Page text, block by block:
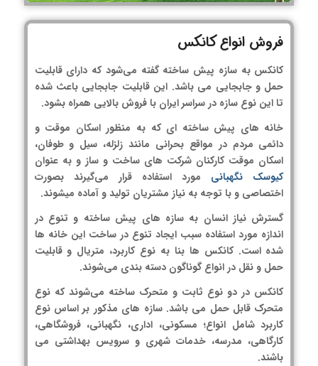
فروش انواع کانکس
کانکس به سازه پیش ساخته گفته می‌شود که دارای قابلیت
حمل و جابجایی می باشد. این قابلیت جابجایی باعث شده
تا این نوع سازه در سراسر ایران با فروش بالایی همراه بشود.
خانه های پیش ساخته ای که به منظور اسکان موقت و
دائمی مردم در مواقع بحرانی مانند زلزله، سیل و طوفان،
اسکان موقت کارکنان شرکت های ساخت و ساز و به عنوان
کیوسک نگهبانی مورد استفاده قرار می‌گیرند بصورت
اختصاصی و با توجه به نیاز مشتریان تولید و آماده میشوند.
گسترش نیاز انسان به سازه های پیش ساخته و تنوع در
اندازه مورد استفاده سبب ایجاد تنوع در ساخت این خانه ها
شده است. کانکس ها بنا به نوع کاربرد، متریال و قابلیت
حمل و نقل در انواع گوناگون دسته بندی می‌شوند.
کانکس در دو نوع ثابت و متحرک ساخته می‌شوند که نوع
متحرک قابل حمل می باشد. سازه های مذکور بر اساس نوع
کاربرد شامل انواع؛ مسکونی، اداری، نگهبانی، فروشگاهی،
کارگاهی، مدرسه، خدمات شهری و سرویس بهداشتی می
باشند.